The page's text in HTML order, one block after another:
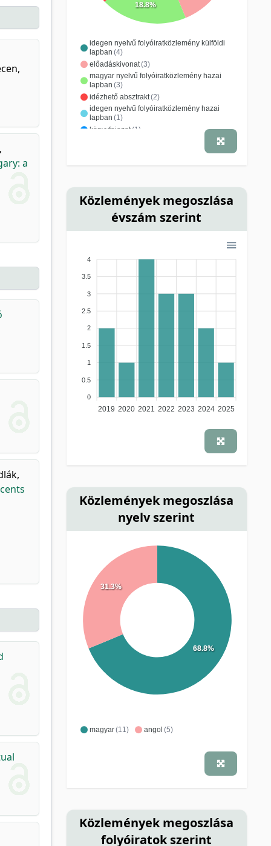
,
a
idegen nyelvű folyóiratközlemény külföldi
lapban (4)
előadáskivonat(3)
magyar nyelvű folyóiratközlemény hazai
lapban (3)
idézhető absztrakt(2)
idegen nyelvű folyóiratközlemény hazai
lapban (1)
könyvfejezet (1)
18.8%
Közlemények megoszlása
évszám szerint
4
3.5
3
2.5
2
1.5
1
0.5
0
2019 2020 2021 2022 2023 2024 2025
Közlemények megoszlása
nyelv szerint
magyar(11) angol (5)
68.8%
31.3%
Közlemények megoszlása
folyóiratok szerint